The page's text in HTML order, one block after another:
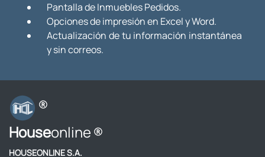
Pantalla de Inmuebles Pedidos.
Opciones de impresión en Excel y Word.
Actualización de tu información instantánea
y sin correos.
Houseonline
HOUSEONLINE S.A.